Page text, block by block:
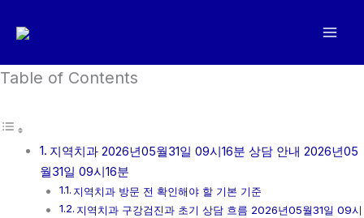
로
너
Table of Contents
지역치과 2026년05월31일 09시16분 상담 안내 2026년05
월31일 09시16분
지역치과 방문 전 확인해야 할 기본 기준
지역치과 구강검진과 초기 상담 흐름 2026년05월31일 09시